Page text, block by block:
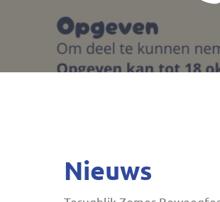
Druk op ENTER om te
Nieuws